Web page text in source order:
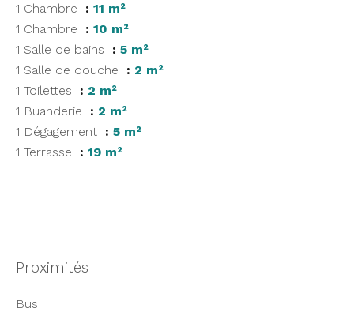
1 Chambre
11 m²
1 Chambre
10 m²
1 Salle de bains
5 m²
1 Salle de douche
2 m²
1 Toilettes
2 m²
1 Buanderie
2 m²
1 Dégagement
5 m²
1 Terrasse
19 m²
Proximités
Bus